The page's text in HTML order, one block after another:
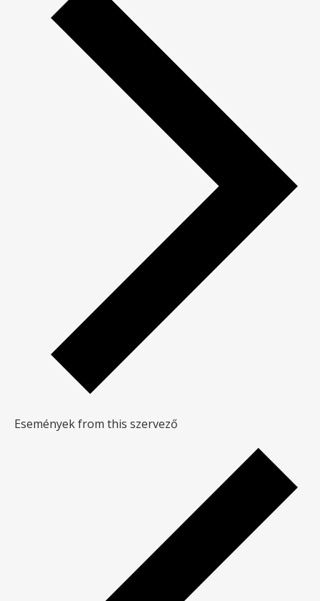
Események from this szervező